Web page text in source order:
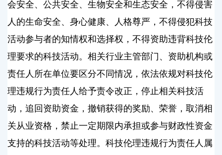
会安全、公共安全、生物安全和生态安全，不得侵害
人的生命安全、身心健康、人格尊严，不得侵犯科技
活动参与者的知情权和选择权，不得资助违背科技伦
理要求的科技活动。相关行业主管部门、资助机构或
责任人所在单位要区分不同情况，依法依规对科技伦
理违规行为责任人给予责令改正，停止相关科技活
动，追回资助资金，撤销获得的奖励、荣誉，取消相
关从业资格，禁止一定期限内承担或参与财政性资金
支持的科技活动等处理。科技伦理违规行为责任人属